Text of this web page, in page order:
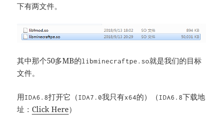
下有两文件。
其中那个50多MB的libminecraftpe.so就是我们的目标
文件。
用IDA6.8打开它（IDA7.0我只有x64的）（IDA6.8下载地
址：Click Here）